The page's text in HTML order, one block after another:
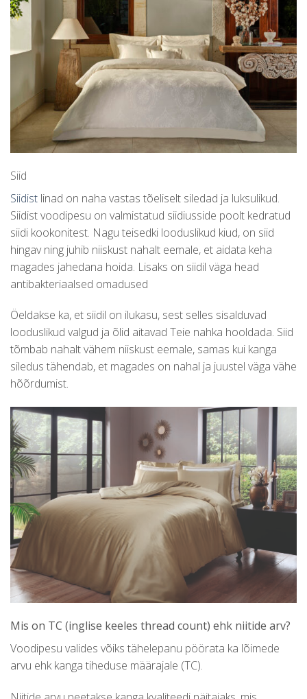
Siid
Siidist linad on naha vastas tõeliselt siledad ja luksulikud.
Siidist voodipesu on valmistatud siidiusside poolt kedratud
siidi kookonitest. Nagu teisedki looduslikud kiud, on siid
hingav ning juhib niiskust nahalt eemale, et aidata keha
magades jahedana hoida. Lisaks on siidil väga head
antibakteriaalsed omadused
Öeldakse ka, et siidil on ilukasu, sest selles sisalduvad
looduslikud valgud ja õlid aitavad Teie nahka hooldada. Siid
tõmbab nahalt vähem niiskust eemale, samas kui kanga
siledus tähendab, et magades on nahal ja juustel väga vähe
hõõrdumist.
Mis on TC (inglise keeles thread count) ehk niitide arv?
Voodipesu valides võiks tähelepanu pöörata ka lõimede
arvu ehk kanga tiheduse määrajale (TC).